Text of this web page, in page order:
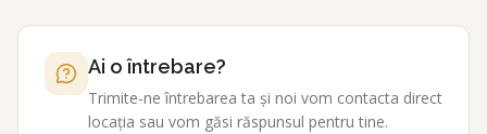
Ai o întrebare?
Trimite-ne întrebarea ta și noi vom contacta direct
locația sau vom găsi răspunsul pentru tine.